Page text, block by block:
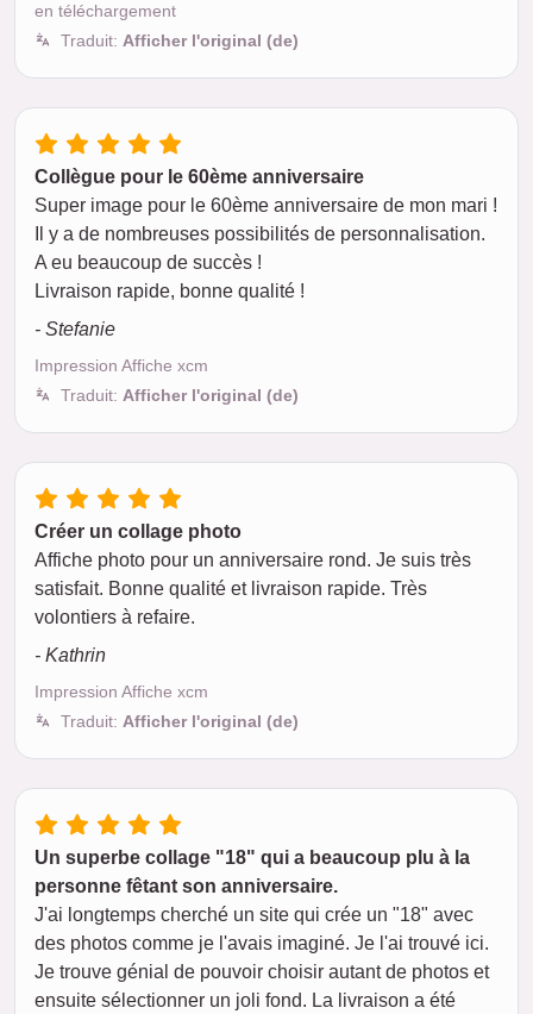
en téléchargement
Traduit: Afficher l'original (de)
Collègue pour le 60ème anniversaire
Super image pour le 60ème anniversaire de mon mari !
Il y a de nombreuses possibilités de personnalisation.
A eu beaucoup de succès !
Livraison rapide, bonne qualité !
- Stefanie
Impression Affiche xcm
Traduit: Afficher l'original (de)
Créer un collage photo
Affiche photo pour un anniversaire rond. Je suis très
satisfait. Bonne qualité et livraison rapide. Très
volontiers à refaire.
- Kathrin
Impression Affiche xcm
Traduit: Afficher l'original (de)
Un superbe collage "18" qui a beaucoup plu à la
personne fêtant son anniversaire.
J'ai longtemps cherché un site qui crée un "18" avec
des photos comme je l'avais imaginé. Je l'ai trouvé ici.
Je trouve génial de pouvoir choisir autant de photos et
ensuite sélectionner un joli fond. La livraison a été